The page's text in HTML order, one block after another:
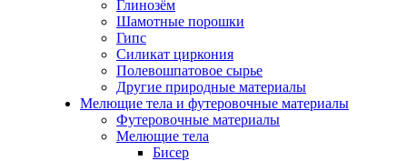
Глинозём
Шамотные порошки
Гипс
Силикат циркония
Полевошпатовое сырье
Другие природные материалы
Мелющие тела и футеровочные материалы
Футеровочные материалы
Мелющие тела
Бисер